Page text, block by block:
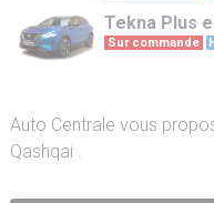
Tekna Plus
Sur commande
Auto Centrale vous
Qashqai .